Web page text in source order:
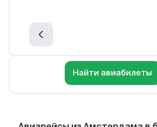
Найти авиабилеты